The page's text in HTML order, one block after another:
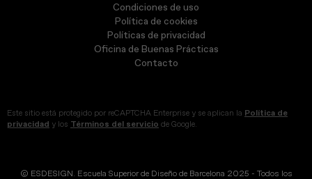
Condiciones de uso
Política de cookies
Políticas de privacidad
Oficina de Buenas Prácticas
Contacto
Este sitio está protegido por reCAPTCHA Enterprise y se aplican la Política de
privacidad y los Términos del servicio de Google.
© ESDESIGN. Escuela Superior de Diseño de Barcelona 2025 - Todos los